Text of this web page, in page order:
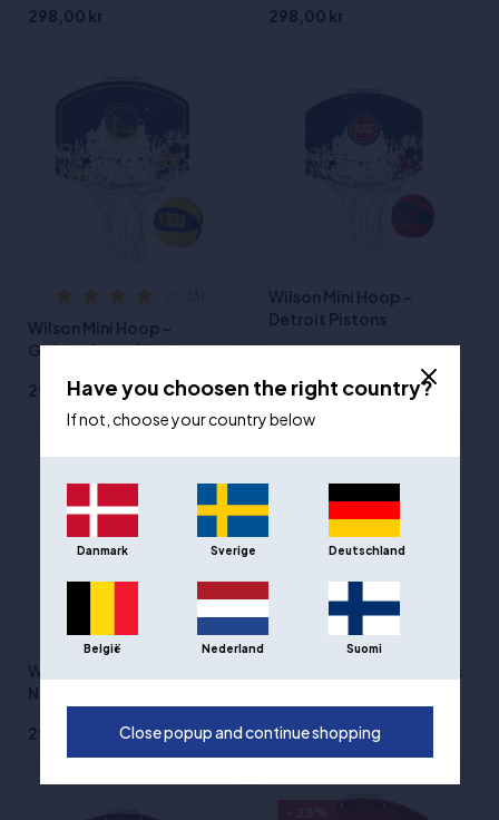
298,00 kr
298,00 kr
Wilson Mini Hoop -
Golden State Warriors
298,00 kr
Wilson Mini Hoop -
Detroit Pistons
298,00 kr
Wilson Mini Hoop - Denver
Nuggets
298,00 kr
Wilson Mini Hoop - Dallas
298,00 kr
Have you choosen the right country?
If not, choose your country below
Danmark Sverige Deutschland
België Nederland Suomi
Close popup and continue shopping